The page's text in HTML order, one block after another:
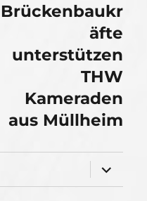
Beitrag:
Brückenbaukr
äfte
unterstützen
THW
Kameraden
aus Müllheim
öffnen